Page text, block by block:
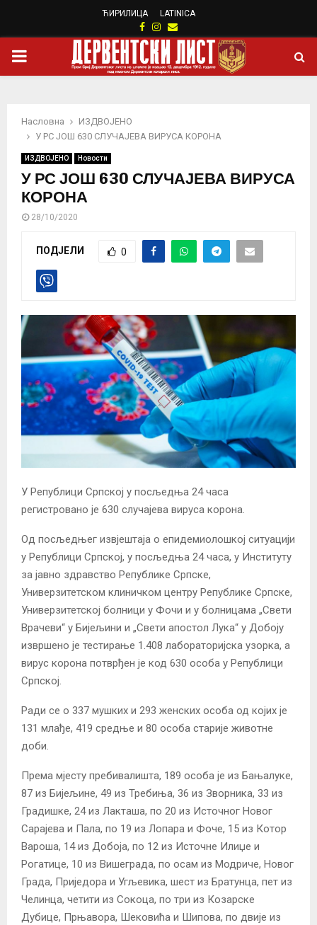
ЋИРИЛИЦА LATINICA
Facebook
Instagram
Email
PRIMARY
Насловна
ИЗДВОЈЕНО
У РС ЈОШ 630 СЛУЧАЈЕВА ВИРУСА КОРОНА
ИЗДВОЈЕНО Новости
У РС ЈОШ 630 СЛУЧАЈЕВА ВИРУСА
КОРОНА
28/10/2020
ПОДЈЕЛИ 0
У Републици Српској у посљедња 24 часа
регистровано је 630 случајева вируса корона.
Од посљедњег извјештаја о епидемиолошкој ситуацији
у Републици Српској, у посљедња 24 часа, у Институту
за јавно здравство Републике Српске,
Универзитетском клиничком центру Републике Српске,
Универзитетској болници у Фочи и у болницама „Свети
Врачеви“ у Бијељини и „Свети апостол Лука“ у Добоју
извршено је тестирање 1.408 лабораторијскa узорка, а
вирус корона потврђен је код 630 особa у Републици
Српској.
Ради се о 337 мушких и 293 женских особа од којих је
131 млађе, 419 средње и 80 особа старије животне
доби.
Према мјесту пребивалишта, 189 особа је из Бањалуке,
87 из Бијељине, 49 из Требиња, 36 из Зворника, 33 из
Градишке, 24 из Лакташа, по 20 из Источног Новог
Сарајева и Пала, по 19 из Лопара и Фоче, 15 из Котор
Вароша, 14 из Добоја, по 12 из Источне Илиџе и
Рогатице, 10 из Вишеграда, по осам из Модриче, Новог
Града, Приједора и Угљевика, шест из Братунца, пет из
Челинца, четити из Сокоца, по три из Козарске
Дубице, Прњавора, Шековића и Шипова, по двије из